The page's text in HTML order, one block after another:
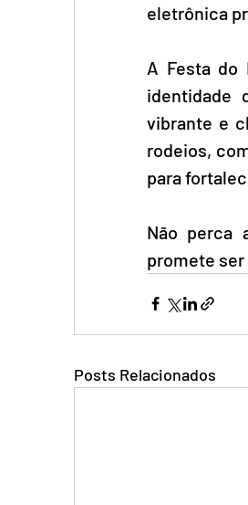
eletrônica
A Festa do
identidade
vibrante e
rodeios,
para
Não perca
promete
Posts Relacionados